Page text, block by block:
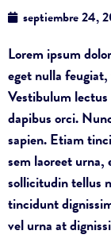
septiembre 24,
Lorem ipsum
eget nulla
Vestibulum
dapibus orci.
sapien. Etiam
sem laoreet
sollicitudin tellus
tincidunt
vel urna at